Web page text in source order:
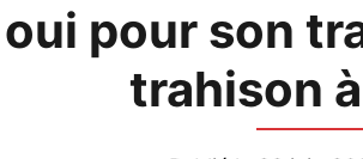
pour son
trahison